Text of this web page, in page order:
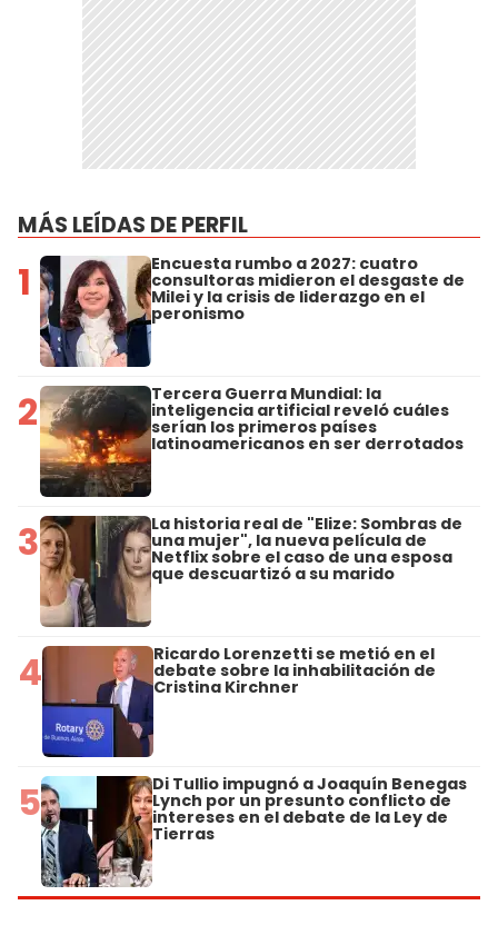
MÁS LEÍDAS DE PERFIL
1 Encuesta rumbo a 2027: cuatro
consultoras midieron el desgaste de
Milei y la crisis de liderazgo en el
peronismo
2 Tercera Guerra Mundial: la
inteligencia artificial reveló cuáles
serían los primeros países
latinoamericanos en ser derrotados
3 La historia real de "Elize: Sombras de
una mujer", la nueva película de
Netflix sobre el caso de una esposa
que descuartizó a su marido
4 Ricardo Lorenzetti se metió en el
debate sobre la inhabilitación de
Cristina Kirchner
5 Di Tullio impugnó a Joaquín Benegas
Lynch por un presunto conflicto de
intereses en el debate de la Ley de
Tierras